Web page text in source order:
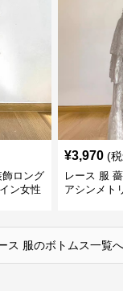
飾ロング
ン女性
¥3,970 (
レース 服
アシンメト
ス 服のボトムス一覧へ